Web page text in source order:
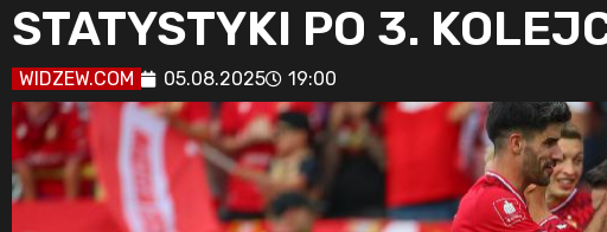
STATYSTYKI PO 3.
WIDZEW.COM 05.08.2025 19:00